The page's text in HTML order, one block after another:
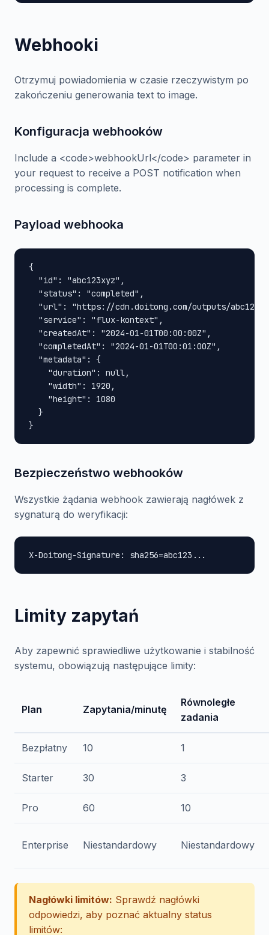
Webhooki
Otrzymuj powiadomienia w czasie rzeczywistym po
zakończeniu generowania text to image.
Konfiguracja webhooków
Include a <code>webhookUrl</code> parameter in
your request to receive a POST notification when
processing is complete.
Payload webhooka
{
  "id": "abc123xyz",
  "status": "completed",
"url": "https://cdn.doitong.com/outputs/
  "service": "flux-kontext",
  "createdAt": "2024-01-01T00:00:00Z",
  "completedAt": "2024-01-01T00:01:00Z",
  "metadata": {
    "duration": null,
    "width": 1920,
    "height": 1080
  }
}
Bezpieczeństwo webhooków
Wszystkie żądania webhook zawierają nagłówek z
sygnaturą do weryfikacji:
X-Doitong-Signature: sha256=abc123...
Limity zapytań
Aby zapewnić sprawiedliwe użytkowanie i stabilność
systemu, obowiązują następujące limity:
Plan Zapytania/minutę
Równoległe
zadania
Bezpłatny 10 1
Starter 30 3
Pro 60 10
Enterprise Niestandardowy Niestandardowy
Nagłówki limitów: Sprawdź nagłówki
odpowiedzi, aby poznać aktualny status
limitów: